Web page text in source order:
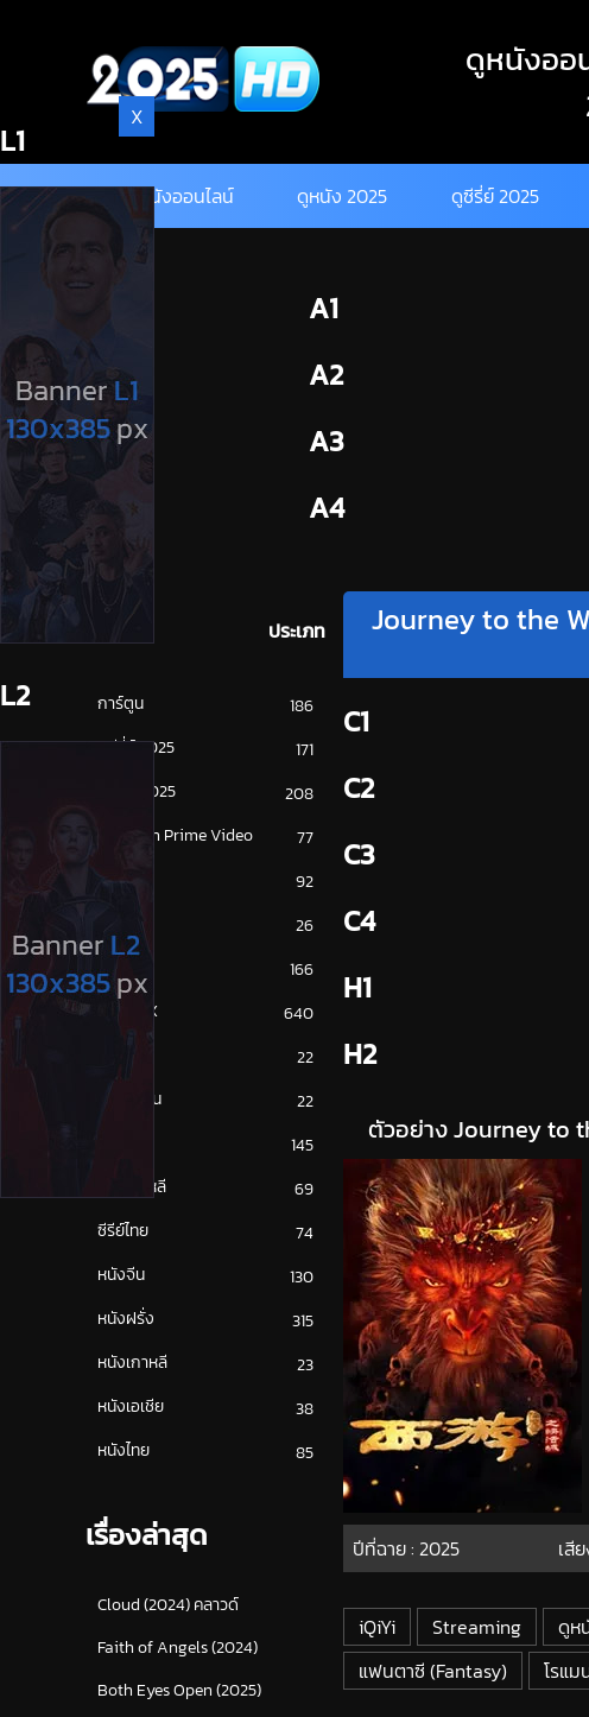
ดูหนังออ
ดูหนังออนไลน์ ดูหนัง 2025 ดูซีรี่ย์ 2025
BL2
A1
A2
A3
A4
ประเภท
การ์ตูน
186
ดูซีรี่ย์ 2025
171
ดูหนัง 2025
208
Amazon Prime Video
77
Disney+
92
26
iQiYi
166
NETFLIX
640
22
ซีรีย์ญี่ปุ่น
22
145
ซีรีย์เกาหลี
69
ซีรีย์ไทย
74
หนังจีน
130
หนังฝรั่ง
315
หนังเกาหลี
23
หนังเอเชีย
38
หนังไทย
85
เรื่องล่าสุด
Cloud (2024) คลาวด์
Faith of Angels (2024)
Both Eyes Open (2025)
Journey to the
C1
C2
C3
C4
H1
H2
ตัวอย่าง Journey to
ปีที่ฉาย : 2025 เสี
iQiYi Streaming ดูห
แฟนตาซี (Fantasy)
โรแ
X
L1
L2